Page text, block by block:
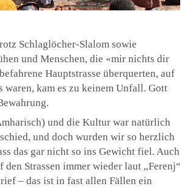
Schlaglöcher-Slalom sowie
und Menschen, die «mir nichts dir
Hauptstrasse überquerten, auf
waren, kam es zu keinem Unfall. Gott
und die Kultur war natürlich
und doch wurden wir so herzlich
das gar nicht so ins Gewicht fiel. Auch
den Strassen immer wieder laut „Ferenj“
– das ist in fast allen Fällen ein